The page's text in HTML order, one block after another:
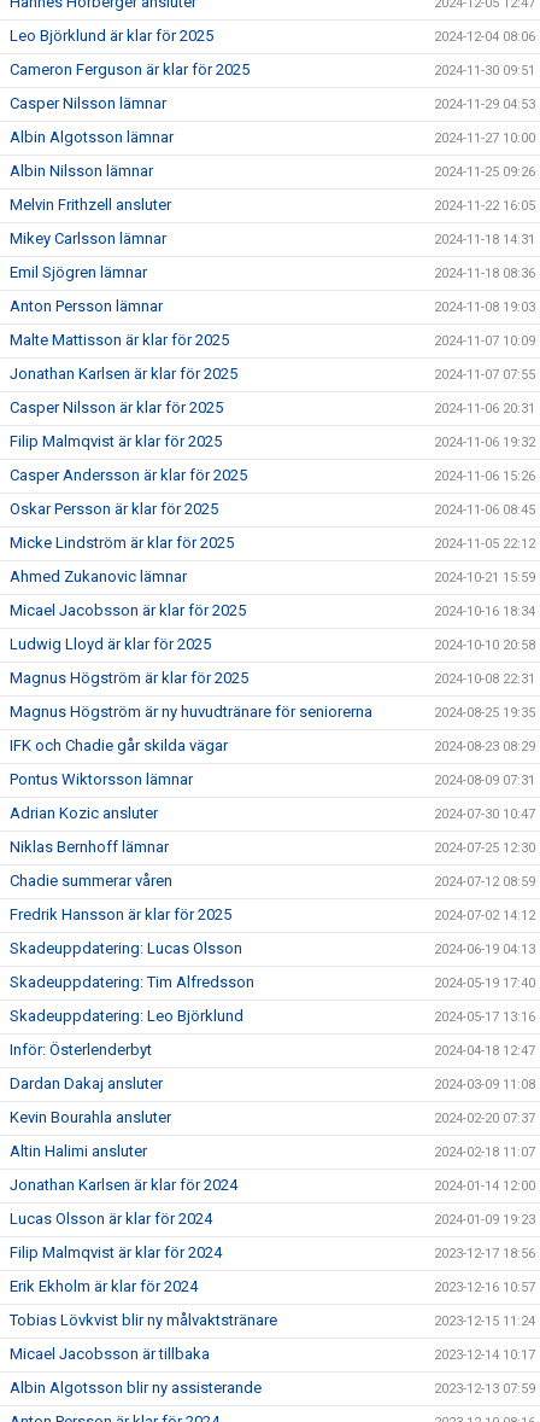
2024-12-05 12:47
Leo Björklund är klar för 2025 2024-12-04 08:06
Cameron Ferguson är klar för 2025 2024-11-30 09:51
Casper Nilsson lämnar 2024-11-29 04:53
Albin Algotsson lämnar 2024-11-27 10:00
Albin Nilsson lämnar 2024-11-25 09:26
Melvin Frithzell ansluter 2024-11-22 16:05
Mikey Carlsson lämnar 2024-11-18 14:31
Emil Sjögren lämnar 2024-11-18 08:36
Anton Persson lämnar 2024-11-08 19:03
Malte Mattisson är klar för 2025 2024-11-07 10:09
Jonathan Karlsen är klar för 2025 2024-11-07 07:55
Casper Nilsson är klar för 2025 2024-11-06 20:31
Filip Malmqvist är klar för 2025 2024-11-06 19:32
Casper Andersson är klar för 2025 2024-11-06 15:26
Oskar Persson är klar för 2025 2024-11-06 08:45
Micke Lindström är klar för 2025 2024-11-05 22:12
Ahmed Zukanovic lämnar 2024-10-21 15:59
Micael Jacobsson är klar för 2025 2024-10-16 18:34
Ludwig Lloyd är klar för 2025 2024-10-10 20:58
Magnus Högström är klar för 2025 2024-10-08 22:31
Magnus Högström är ny huvudtränare för seniorerna 2024-08-25 19:35
IFK och Chadie går skilda vägar 2024-08-23 08:29
Pontus Wiktorsson lämnar 2024-08-09 07:31
Adrian Kozic ansluter 2024-07-30 10:47
Niklas Bernhoff lämnar 2024-07-25 12:30
Chadie summerar våren 2024-07-12 08:59
Fredrik Hansson är klar för 2025 2024-07-02 14:12
Skadeuppdatering: Lucas Olsson 2024-06-19 04:13
Skadeuppdatering: Tim Alfredsson 2024-05-19 17:40
Skadeuppdatering: Leo Björklund 2024-05-17 13:16
Inför: Österlenderbyt 2024-04-18 12:47
Dardan Dakaj ansluter 2024-03-09 11:08
Kevin Bourahla ansluter 2024-02-20 07:37
Altin Halimi ansluter 2024-02-18 11:07
Jonathan Karlsen är klar för 2024 2024-01-14 12:00
Lucas Olsson är klar för 2024 2024-01-09 19:23
Filip Malmqvist är klar för 2024 2023-12-17 18:56
Erik Ekholm är klar för 2024 2023-12-16 10:57
Tobias Lövkvist blir ny målvaktstränare 2023-12-15 11:24
Micael Jacobsson är tillbaka 2023-12-14 10:17
Albin Algotsson blir ny assisterande 2023-12-13 07:59